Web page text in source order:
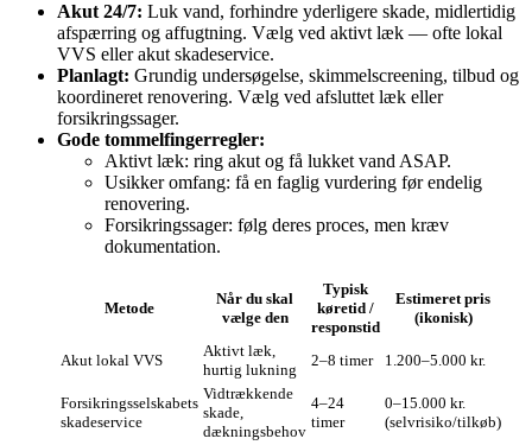
Akut 24/7: Luk vand, forhindre yderligere skade, midlertidig
afspærring og affugtning. Vælg ved aktivt læk — ofte lokal
VVS eller akut skadeservice.
Planlagt: Grundig undersøgelse, skimmelscreening, tilbud og
koordineret renovering. Vælg ved afsluttet læk eller
forsikringssager.
Gode tommelfingerregler:
Aktivt læk: ring akut og få lukket vand ASAP.
Usikker omfang: få en faglig vurdering før endelig
renovering.
Forsikringssager: følg deres proces, men kræv
dokumentation.
Metode
Når du skal
vælge den
Typisk
køretid /
responstid
Estimeret pris
(ikonisk)
Akut lokal VVS
Aktivt læk,
hurtig lukning
2–8 timer 1.200–5.000 kr.
Forsikringsselskabets
skadeservice
Vidtrækkende
skade,
dækningsbehov
4–24
timer
0–15.000 kr.
(selvrisiko/tilkøb)